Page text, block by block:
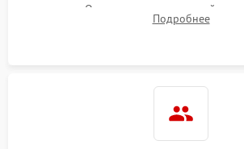
зарядки. Оценка вывода тепловой
проверка базовых функций и
Подробнее